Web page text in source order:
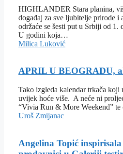
HIGHLANDER Stara planina,
događaj za sve ljubitelje prirode i
održaće se šesti put u Srbiji od 1.
U godini koja…
Milica Luković
APRIL U BEOGRADU,
Tako izgleda kalendar trkača koji
uvijek hoće više. A neće ni
“Vivia Run & More Weekend”
Uroš Zmijanac
Angelina Topić